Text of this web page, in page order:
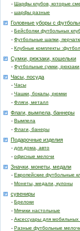
- Шарфы клубов, которые
- шарфы разные
Головные уборы с
- Бейсболки футбольных
- Футбольные шапки,
- Клубные комплекты
Сумки, рюкзаки, кошельки
- Футбольные сумки, рюкзаки
Часы, посуда
- Часы
- Чашки, бокалы, рюмки
- Фляги, металл
Флаги, вымпела, баннеры
- Вымпела
- Флаги, банеры
Подарочные изделия
- для дома, авто
- офисные мелочи
Значки, монеты, медали
- Европейские футбольные
- Монеты, медали, кулоны
сувениры
- Брелоки
- Мячики настольные
- Аксессуары для
- Разные футбольные